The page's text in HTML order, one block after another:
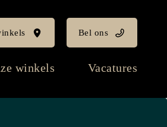
Bel ons
winkels Vacatures